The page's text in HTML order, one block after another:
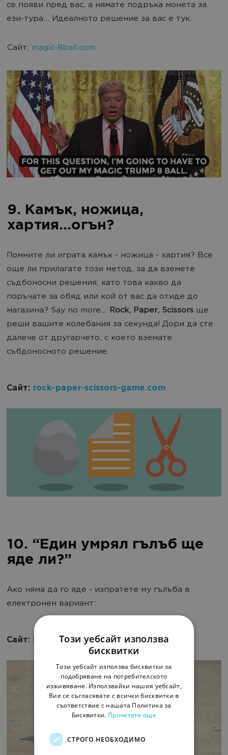
се появи пред вас, а нямате подръка монета за
ези-тура... Идеалното решение за вас е тук.
Сайт: magic-8ball.com
9. Камък, ножица,
хартия...огън?
Помните ли играта камък - ножица - хартия? Все
още ли прилагате този метод, за да вземете
съдбоносни решения, като това какво да
поръчате за обяд или кой от вас да отиде до
магазина? Say no more… Rock, Paper, Scissors ще
реши вашите колебания за секунда! Дори да сте
далече от другарчето, с което вземате
събдоносното решение.
Сайт: rock-paper-scissors-game.com
10. “Един умрял гълъб ще
яде ли?”
Ако няма да го яде - изпратете му гълъба в
електронен вариант:
Сайт: thepigeon.org
Този уебсайт използва
бисквитки
Този уебсайт използва бисквитки за
подобряване на потребителското
изживяване. Използвайки нашия уебсайт,
Вие се съгласявате с всички бисквитки в
съответствие с нашата Политика за
Бисквитки. Прочетете още
СТРОГО НЕОБХОДИМО